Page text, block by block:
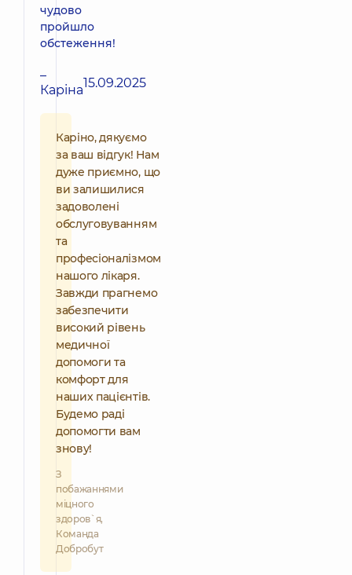
чудово
пройшло
обстеження!
–
Каріна15.09.2025
Каріно, дякуємо
за ваш відгук! Нам
дуже приємно, що
ви залишилися
задоволені
обслуговуванням
та
професіоналізмом
нашого лікаря.
Завжди прагнемо
забезпечити
високий рівень
медичної
допомоги та
комфорт для
наших пацієнтів.
Будемо раді
допомогти вам
знову!
З
побажаннями
міцного
здоров`я,
Команда
Добробут